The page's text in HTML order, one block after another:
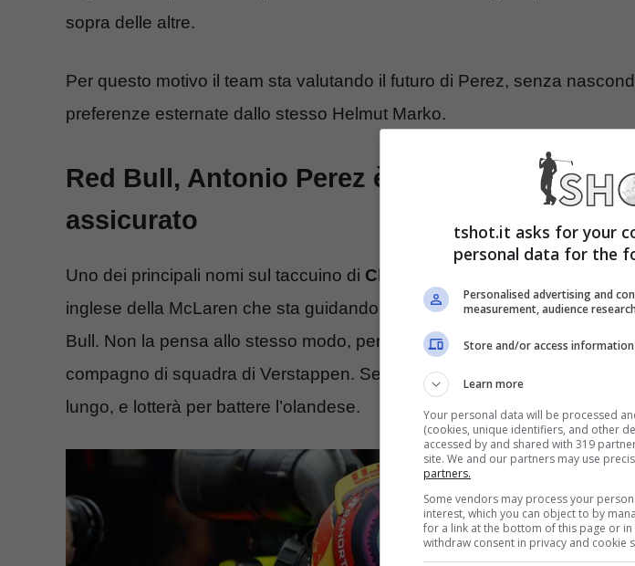
sopra delle altre.
Per questo motivo il team sta valutando il futuro di Perez, senza
preferenze esternate dallo stesso Helmut Marko.
Red Bull, Antonio Perez è tranquillo: il figlio
assicurato
Uno dei principali nomi sul taccuino di Christian Horner
inglese della McLaren che sta guidando molto bene, tanto da attirare
Bull. Non la pensa allo stesso modo, però,
Antonio Perez, padre di
compagno di squadra di Verstappen. Secondo Perez senior il figlio
lungo, e lotterà per battere l’olandese.
tshot.it asks for your
personal data for the
Personalised advertising and
measurement, audience
Store and/or access information
Learn more
Your personal data will be processed
(cookies, unique identifiers, and other
accessed by and shared with 319
site. We and our partners may use
partners.
Some vendors may process your
interest, which you can object to by
for a link at the bottom of this page or
withdraw consent in privacy and cookie